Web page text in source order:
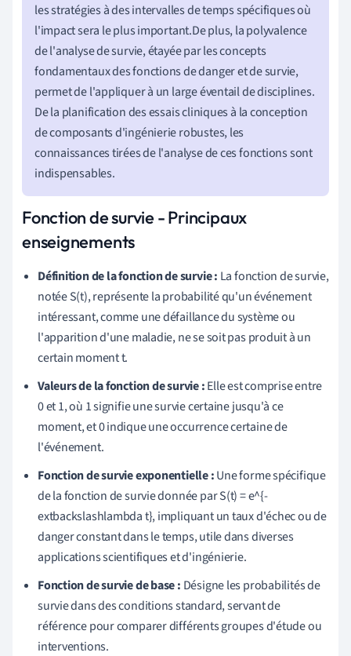
les stratégies à des intervalles de temps spécifiques où
l'impact sera le plus important.De plus, la polyvalence
de l'analyse de survie, étayée par les concepts
fondamentaux des fonctions de danger et de survie,
permet de l'appliquer à un large éventail de disciplines.
De la planification des essais cliniques à la conception
de composants d'ingénierie robustes, les
connaissances tirées de l'analyse de ces fonctions sont
indispensables.
Fonction de survie - Principaux
enseignements
Définition de la fonction de survie : La fonction de survie,
notée S(t), représente la probabilité qu'un événement
intéressant, comme une défaillance du système ou
l'apparition d'une maladie, ne se soit pas produit à un
certain moment t.
Valeurs de la fonction de survie :Elle est comprise entre
0 et 1, où 1 signifie une survie certaine jusqu'à ce
moment, et 0 indique une occurrence certaine de
l'événement.
Fonction de survie exponentielle :Une forme spécifique
de la fonction de survie donnée par S(t) = e^{-
extbackslashlambda t}, impliquant un taux d'échec ou de
danger constant dans le temps, utile dans diverses
applications scientifiques et d'ingénierie.
Fonction de survie de base : Désigne les probabilités de
survie dans des conditions standard, servant de
référence pour comparer différents groupes d'étude ou
interventions.